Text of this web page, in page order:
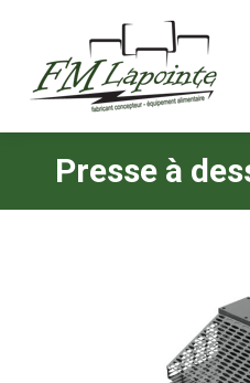
Presse à